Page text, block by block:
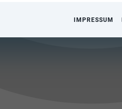
IMPRESSUM